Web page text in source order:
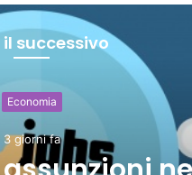
il successivo
Economia
4 giorni fa